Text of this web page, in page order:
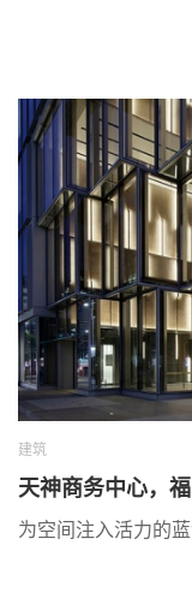
建筑
天神商务中心，
为空间注入活力的